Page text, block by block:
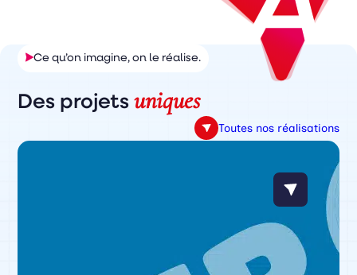
Ce qu’on imagine, on le réalise.
Des projetsuniques
Toutes nos réalisations